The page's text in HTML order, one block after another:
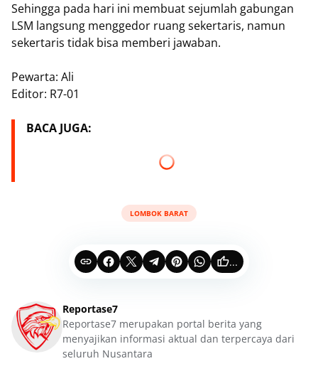
Sehingga pada hari ini membuat sejumlah gabungan
LSM langsung menggedor ruang sekertaris, namun
sekertaris tidak bisa memberi jawaban.
Pewarta: Ali
Editor: R7-01
BACA JUGA:
LOMBOK BARAT
...
Reportase7
Reportase7 merupakan portal berita yang
menyajikan informasi aktual dan terpercaya dari
seluruh Nusantara